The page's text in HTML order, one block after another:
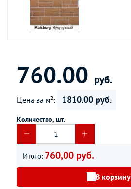
760.00 руб.
Цена за м²: 1810.00 руб.
Количество, шт.
Итого: 760,00 руб.
В корзину